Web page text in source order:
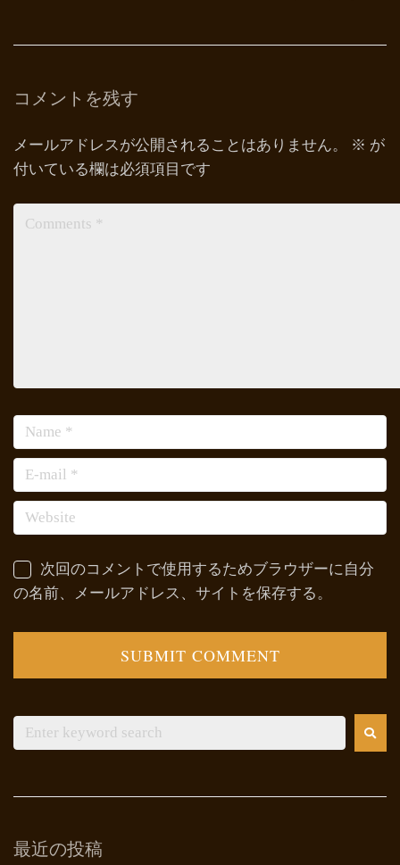
コメントを残す
メールアドレスが公開されることはありません。 ※ が
付いている欄は必須項目です
次回のコメントで使用するためブラウザーに自分
の名前、メールアドレス、サイトを保存する。
最近の投稿